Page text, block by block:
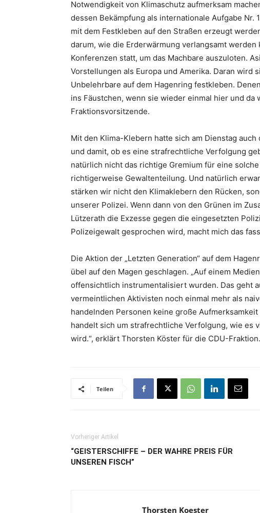
Notwendigkeit von Klimaschutz aufmerksam
dessen Bekämpfung als internationale Aufgabe Nr.
mit dem Festkleben auf den Straßen erzeugt
darum, wie die Erderwärmung verlangsamt
Konferenzen statt, um das Machbare auszuloten.
Vorstellungen als Europa und Amerika. Daran wird
Unbelehrbare auf dem Hagenring festkleben.
ins Fäustchen, wenn sie wieder einmal hier und da
Fraktionsvorsitzende.
Mit den Klima-Klebern hatte sich am Dienstag
und damit, ob es eine strafrechtliche Verfolgung
natürlich nicht das richtige Gremium für eine
richtigerweise Gewaltenteilung. Und natürlich
stärken wir nicht den Klimaklebern den Rücken,
unserer Polizei. Wenn dann von den Grünen im
Lützerath die Exzesse gegen die eingesetzten
Polizeigewalt gesprochen wird, macht mich das
Die Aktion der „Letzten Generation“ auf dem
übel auf den Magen geschlagen. „Auf einem
offensichtlich instrumentalisiert wurden. Das geht
vermeintlichen Aktivisten noch einmal mehr als
handelnden Personen keine große
handelt sich um strafrechtliche Verfolgung, wie
wird.“, erklärt Thorsten Köster für die CDU-Fraktion.
Teilen
Vorheriger Artikel
“GEISTERSCHIFFE – DER WAHRE PREIS FÜR
UNSEREN FISCH”
Thorsten Koester